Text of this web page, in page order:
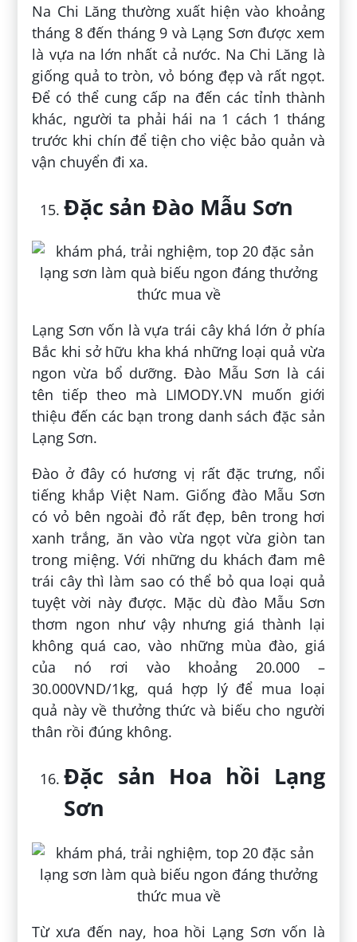
Na Chi Lăng thường xuất hiện vào khoảng
tháng 8 đến tháng 9 và Lạng Sơn được xem
là vựa na lớn nhất cả nước. Na Chi Lăng là
giống quả to tròn, vỏ bóng đẹp và rất ngọt.
Để có thể cung cấp na đến các tỉnh thành
khác, người ta phải hái na 1 cách 1 tháng
trước khi chín để tiện cho việc bảo quản và
vận chuyển đi xa.
Đặc sản Đào Mẫu Sơn
Lạng Sơn vốn là vựa trái cây khá lớn ở phía
Bắc khi sở hữu kha khá những loại quả vừa
ngon vừa bổ dưỡng. Đào Mẫu Sơn là cái
tên tiếp theo mà LIMODY.VN muốn giới
thiệu đến các bạn trong danh sách đặc sản
Lạng Sơn.
Đào ở đây có hương vị rất đặc trưng, nổi
tiếng khắp Việt Nam. Giống đào Mẫu Sơn
có vỏ bên ngoài đỏ rất đẹp, bên trong hơi
xanh trắng, ăn vào vừa ngọt vừa giòn tan
trong miệng. Với những du khách đam mê
trái cây thì làm sao có thể bỏ qua loại quả
tuyệt vời này được. Mặc dù đào Mẫu Sơn
thơm ngon như vậy nhưng giá thành lại
không quá cao, vào những mùa đào, giá
của nó rơi vào khoảng 20.000 –
30.000VND/1kg, quá hợp lý để mua loại
quả này về thưởng thức và biếu cho người
thân rồi đúng không.
Đặc sản Hoa hồi Lạng
Sơn
Từ xưa đến nay, hoa hồi Lạng Sơn vốn là